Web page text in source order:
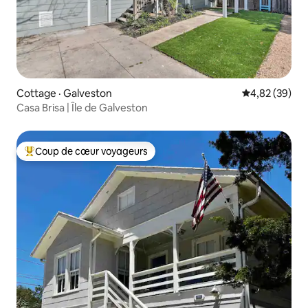
Cottage · Galveston Note
4,82 (39)
Casa Brisa | Île de Galveston
Coup de cœur voyageurs parmi les plus aimés
Coup de cœur voyageurs